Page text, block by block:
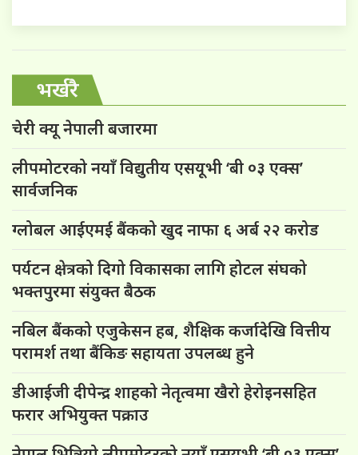
भर्खरै
चेरी क्यू नेपाली बजारमा
लीपमोटरको नयाँ विद्युतीय एसयूभी ‘बी ०३ एक्स’
सार्वजनिक
ग्लोबल आईएमई बैंकको खुद नाफा ६ अर्ब २२ करोड
पर्यटन क्षेत्रको दिगो विकासका लागि होटल संघको
भक्तपुरमा संयुक्त बैठक
नबिल बैंकको एजुकेसन हब, शैक्षिक कर्जादेखि वित्तीय
परामर्श तथा बैंकिङ सहायता उपलब्ध हुने
डीआईजी दीपेन्द्र शाहको नेतृत्वमा खैरो हेरोइनसहित
फरार अभियुक्त पक्राउ